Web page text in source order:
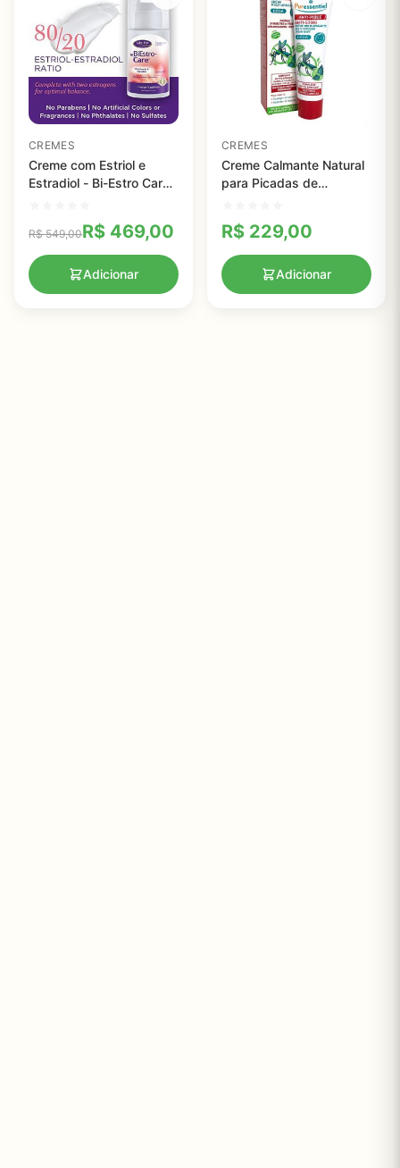
CREMES
Creme com Estriol e
Estradiol - Bi-Estro Care
R$549,00R$ 469,00
Adicionar
CREMES
Creme Calmante Natural
para Picadas de
R$ 229,00
Adicionar